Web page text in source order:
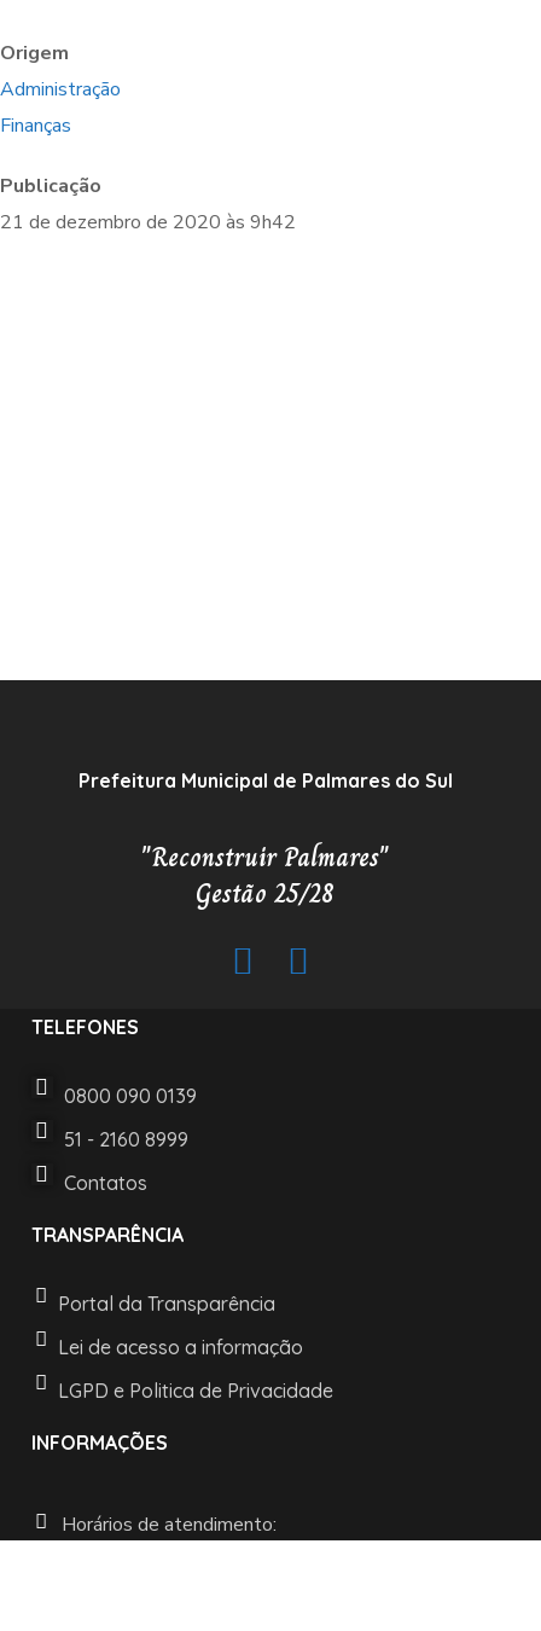
Origem
Administração
Finanças
Publicação
21 de dezembro de 2020 às 9h42
Prefeitura Municipal de Palmares do Sul
"Reconstruir Palmares"
Gestão 25/28
TELEFONES
0800 090 0139
51 - 2160 8999
Contatos
TRANSPARÊNCIA
Portal da Transparência
Lei de acesso a informação
LGPD e Politica de Privacidade
INFORMAÇÕES
Horários de atendimento: